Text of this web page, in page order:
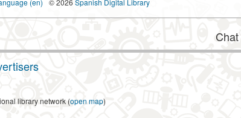
(en) © 2026 Spanish Digital Library
library network (open map)